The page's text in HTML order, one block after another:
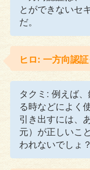
とができないセ
だ。
ヒロ: 一方向認
タクミ: 例えば
る時などによく
引き出すには、
元）が正しいこ
われないでしょ？